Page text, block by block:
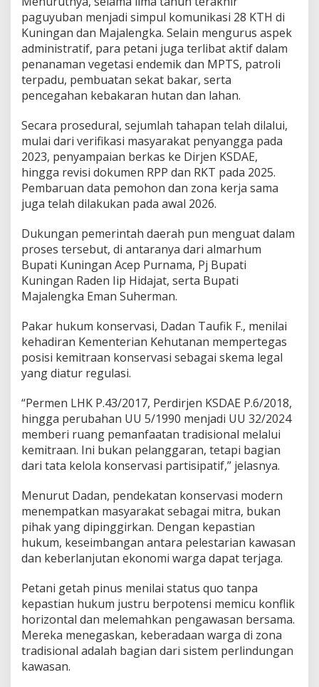
paguyuban menjadi simpul komunikasi 28 KTH di
Kuningan dan Majalengka. Selain mengurus aspek
administratif, para petani juga terlibat aktif dalam
penanaman vegetasi endemik dan MPTS, patroli
terpadu, pembuatan sekat bakar, serta
pencegahan kebakaran hutan dan lahan.
Secara prosedural, sejumlah tahapan telah dilalui,
mulai dari verifikasi masyarakat penyangga pada
2023, penyampaian berkas ke Dirjen KSDAE,
hingga revisi dokumen RPP dan RKT pada 2025.
Pembaruan data pemohon dan zona kerja sama
juga telah dilakukan pada awal 2026.
Dukungan pemerintah daerah pun menguat dalam
proses tersebut, di antaranya dari almarhum
Bupati Kuningan Acep Purnama, Pj Bupati
Kuningan Raden Iip Hidajat, serta Bupati
Majalengka Eman Suherman.
Pakar hukum konservasi, Dadan Taufik F., menilai
kehadiran Kementerian Kehutanan mempertegas
posisi kemitraan konservasi sebagai skema legal
yang diatur regulasi.
“Permen LHK P.43/2017, Perdirjen KSDAE P.6/2018,
hingga perubahan UU 5/1990 menjadi UU 32/2024
memberi ruang pemanfaatan tradisional melalui
kemitraan. Ini bukan pelanggaran, tetapi bagian
dari tata kelola konservasi partisipatif,” jelasnya.
Menurut Dadan, pendekatan konservasi modern
menempatkan masyarakat sebagai mitra, bukan
pihak yang dipinggirkan. Dengan kepastian
hukum, keseimbangan antara pelestarian kawasan
dan keberlanjutan ekonomi warga dapat terjaga.
Petani getah pinus menilai status quo tanpa
kepastian hukum justru berpotensi memicu konflik
horizontal dan melemahkan pengawasan bersama.
Mereka menegaskan, keberadaan warga di zona
tradisional adalah bagian dari sistem perlindungan
kawasan.